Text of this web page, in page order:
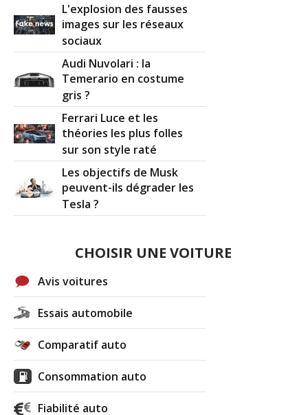
L'explosion des fausses
images sur les réseaux
sociaux
Audi Nuvolari : la
Temerario en costume
gris ?
Ferrari Luce et les
théories les plus folles
sur son style raté
Les objectifs de Musk
peuvent-ils dégrader les
Tesla ?
CHOISIR UNE VOITURE
Avis voitures
Essais automobile
Comparatif auto
Consommation auto
Fiabilité auto